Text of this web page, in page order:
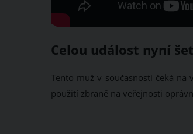
Celou událost nyní
Tento muž v současnosti čeká
použití zbraně na veřejnosti